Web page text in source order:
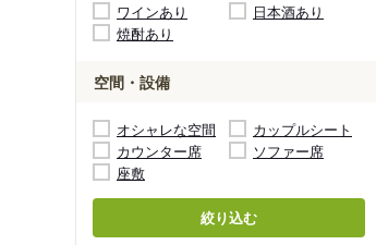
ワインあり
日本酒あり
焼酎あり
空間・設備
オシャレな空間
カップルシート
カウンター席
ソファー席
座敷
絞り込む